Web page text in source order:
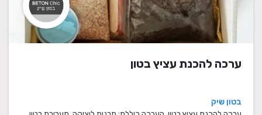
ערכה להכנת עציץ בטון
בטון שיק